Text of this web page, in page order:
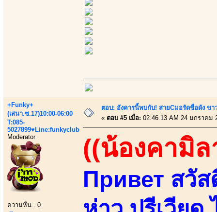
+Funky+
(เสนา.ซ.17)10:00-06:00
T:085-
5027899♥Line:funkyclub
Moderator
ความหื่น : 0
ตอบ: อังคารนี้พบกับ! สายCมอรัดชื่อดัง ขา
« ตอบ #5 เมื่อ: 02:46:13 AM 24 มกราคม
((น้องคามิล
Привет สวั